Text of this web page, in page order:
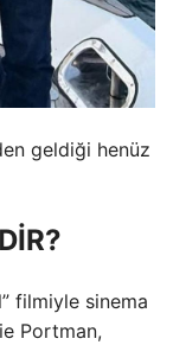
geldiği henüz
filmiyle sinema
Portman,